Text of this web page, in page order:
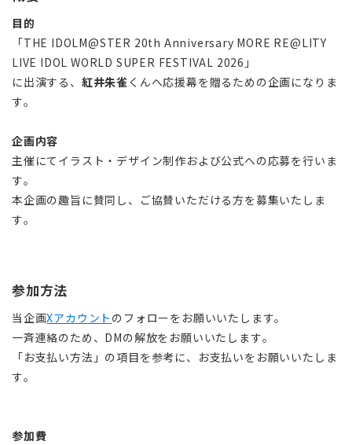
目的
「THE IDOLM@STER 20th Anniversary MORE RE@LITY
LIVE IDOL WORLD SUPER FESTIVAL 2026」
に出演する、 紅井朱雀 くんへ応援幕を贈るための企画になりま
す。
企画内容
主催にてイラスト・デザイン制作および公式への応募を行いま
す。
本企画の趣旨に賛同し、ご協賛いただける方を募集いたしま
す。
参加方法
当企画Xアカウント のフォローをお願いいたします。
一斉連絡のため、DMの解放をお願いいたします。
「お支払い方法」の項目を参考に、お支払いをお願いいたしま
す。
参加費